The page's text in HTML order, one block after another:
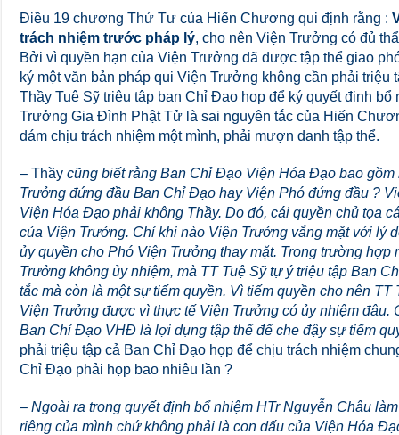
Điều 19 chương Thứ Tư của Hiến Chương qui định rằng :
trách nhiệm trước pháp lý, cho nên Viện Trưởng có đủ
Bởi vì quyền hạn của Viện Trưởng đã được tập thể giao
ký một văn bản pháp qui Viện Trưởng không cần phải
Thầy Tuệ Sỹ triệu tập ban Chỉ Đạo họp để ký quyết định
Trưởng Gia Đình Phật Tử là sai nguyên tắc của Hiến
dám chịu trách nhiệm một mình, phải mượn danh tập thể.
– Thầycũng biết rằng Ban Chỉ Đạo Viện Hóa Đạo bao
Trưởng đứng đầu Ban Chỉ Đạo hay Viện Phó đứng đầu ?
Viện Hóa Đạo phải không Thầy. Do đó, cái quyền chủ tọa
của Viện Trưởng. Chỉ khi nào Viện Trưởng vắng mặt với lý
ủy quyền cho Phó Viện Trưởng thay mặt. Trong trường
Trưởng không ủy nhiệm, mà TT Tuệ Sỹ tự ý triệu tập Ban
tắc mà còn là một sự tiếm quyền. Vì tiếm quyền cho nên
Viện Trưởng được vì thực tế Viện Trưởng có ủy nhiệm đâu.
Ban Chỉ Đạo VHĐ là lợi dụng tập thể để che đậy sự tiếm
phải triệu tập cả Ban Chỉ Đạo họp để chịu trách nhiệm
Chỉ Đạo phải họp bao nhiêu lần ?
–Ngoài ra trong quyết định bổ nhiệm HTr Nguyễn Châu
riêng của mình chứ không phải là con dấu của Viện Hóa